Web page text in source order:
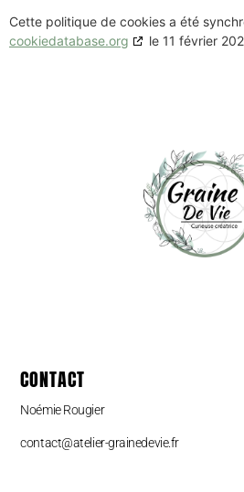
Cette politique de cookies a été
cookiedatabase.org
le 11 février
CONTACT
Noémie Rougier
contact@atelier-grainedevie.fr